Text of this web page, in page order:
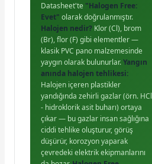
Datasheet'te "Halogen Free:
Evet" olarak doğrulanmıştır.
Halojen nedir? Klor (Cl), brom
(Br), flor (F) gibi elementler —
klasik PVC pano malzemesinde
yaygın olarak bulunurlar.Yangın
anında halojen tehlikesi:
Halojen içeren plastikler
yandığında zehirli gazlar (örn. HCl
- hidroklorik asit buharı) ortaya
çıkar — bu gazlar insan sağlığına
ciddi tehlike oluşturur, görüş
düşürür, korozyon yaparak
çevredeki elektrik ekipmanlarını